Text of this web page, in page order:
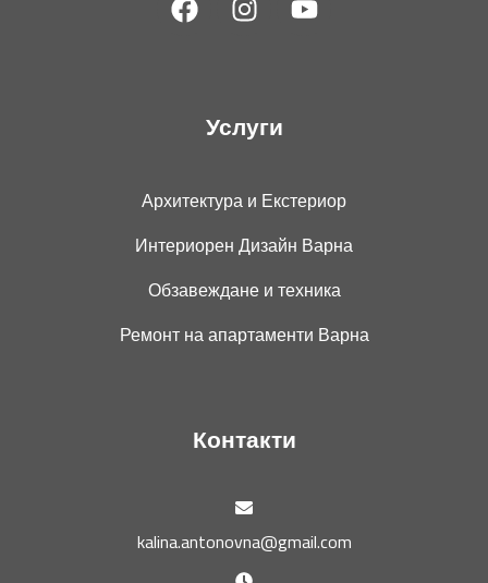
Услуги
Архитектура и Екстериор
Интериорен Дизайн Варна
Обзавеждане и техника
Ремонт на апартаменти Варна
Контакти
kalina.antonovna@gmail.com